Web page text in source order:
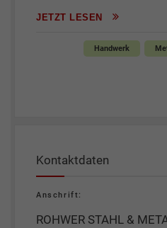
JETZT LESEN
Handwerk
Kontaktdaten
Anschrift:
ROHWER STAHL &